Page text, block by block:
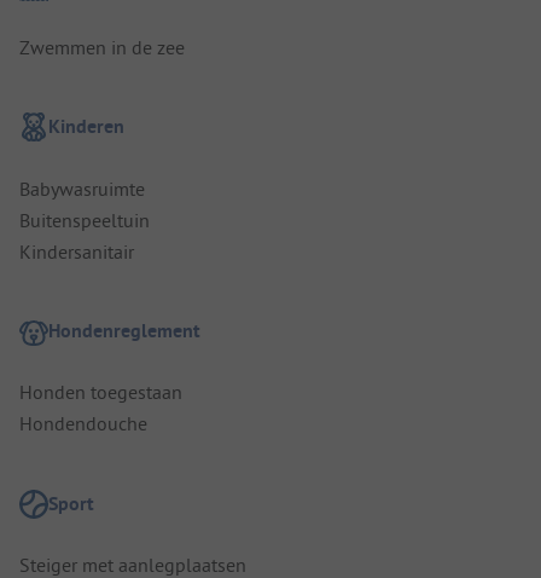
Zwemmen in de zee
Kinderen
Babywasruimte
Buitenspeeltuin
Kindersanitair
Hondenreglement
Honden toegestaan
Hondendouche
Sport
Steiger met aanlegplaatsen